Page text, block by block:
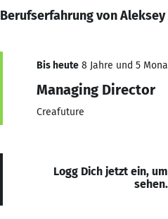
Berufserfahrung von
Bis heute 8 Jahre und 5
Managing Director
Creafuture
Logg Dich jetzt ein,
sehen.